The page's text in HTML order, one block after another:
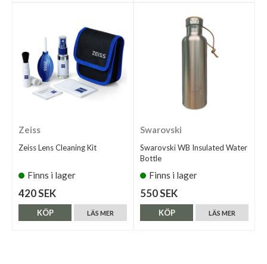
Zeiss
Zeiss Lens Cleaning Kit
Finns i lager
420 SEK
LÄS MER
KÖP
Swarovski
Swarovski WB Insulated Water
Bottle
Finns i lager
550 SEK
LÄS MER
KÖP